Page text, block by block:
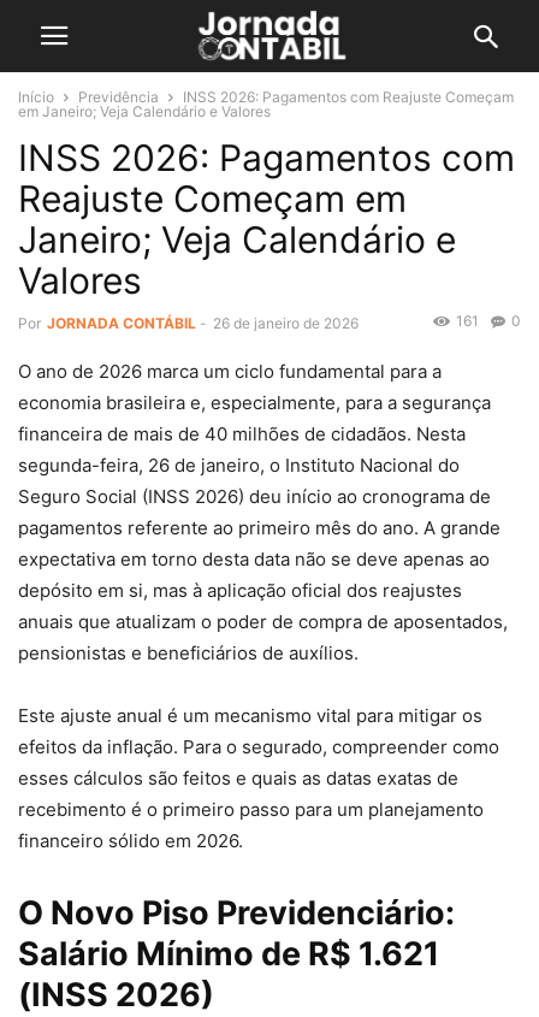
Início Previdência
INSS 2026: Pagamentos com Reajuste Começam
em Janeiro; Veja Calendário e Valores
INSS 2026: Pagamentos com
Reajuste Começam em
Janeiro; Veja Calendário e
Valores
Por JORNADA CONTÁBIL - 26 de janeiro de 2026 0
161
O ano de 2026 marca um ciclo fundamental para a
economia brasileira e, especialmente, para a segurança
financeira de mais de 40 milhões de cidadãos. Nesta
segunda-feira, 26 de janeiro, o Instituto Nacional do
Seguro Social (INSS 2026) deu início ao cronograma de
pagamentos referente ao primeiro mês do ano. A grande
expectativa em torno desta data não se deve apenas ao
depósito em si, mas à aplicação oficial dos reajustes
anuais que atualizam o poder de compra de aposentados,
pensionistas e beneficiários de auxílios.
Este ajuste anual é um mecanismo vital para mitigar os
efeitos da inflação. Para o segurado, compreender como
esses cálculos são feitos e quais as datas exatas de
recebimento é o primeiro passo para um planejamento
financeiro sólido em 2026.
O Novo Piso Previdenciário:
Salário Mínimo de R$ 1.621
(INSS 2026)